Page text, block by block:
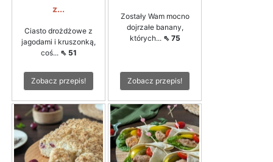
z...
Ciasto drożdżowe z
jagodami i kruszonką,
coś... ⇖ 51
Zobacz przepis!
Zostały Wam mocno
dojrzałe banany,
których... ⇖ 75
Zobacz przepis!